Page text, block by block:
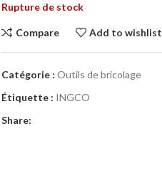
Rupture de stock
Compare Add to wishlist
Catégorie : Outils de bricolage
Étiquette : INGCO
Share: